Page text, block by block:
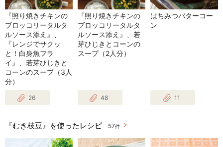
『照り焼きチキンの
ブロッコリータルタ
ルソース添え』、
『レンジでサクッ
と！白身魚フラ
イ』、若芽ひじきと
コーンのスープ（3人
分）
26
『照り焼きチキンの
ブロッコリータルタ
ルソース添え』、若
芽ひじきとコーンの
スープ（2人分）
48
はちみつバターコー
ン
11
『むき枝豆』を使ったレシピ 57件